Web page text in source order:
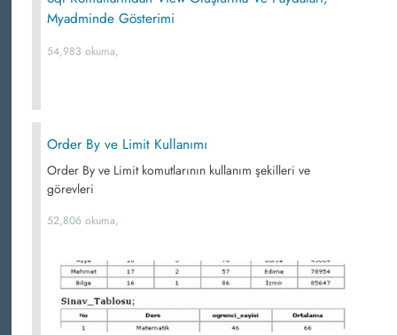
Myadminde Gösterimi
54,983 okuma,
Order By ve Limit Kullanımı
Order By ve Limit komutlarının kullanım şekilleri ve
görevleri
52,806 okuma,